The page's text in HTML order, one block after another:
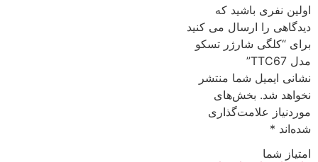
اولین نفری باشید که
دیدگاهی را ارسال می کنید
برای “کلگی شارژر تسکو
مدل TTC67”
نشانی ایمیل شما منتشر
نخواهد شد. بخش‌های
موردنیاز علامت‌گذاری
شده‌اند *
امتیاز شما